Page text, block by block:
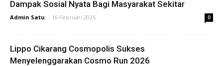
Dampak Sosial Nyata Bagi Masyarakat Sekitar
Admin Satu - 16 Februari 2026 0
Lippo Cikarang Cosmopolis Sukses
Menyelenggarakan Cosmo Run 2026